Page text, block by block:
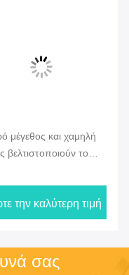
μέγεθος και χαμηλή
βελτιστοποιούν το
ανάπτυξη και
με Drone
αποστάσεων
την καλύτερη τιμή
σας